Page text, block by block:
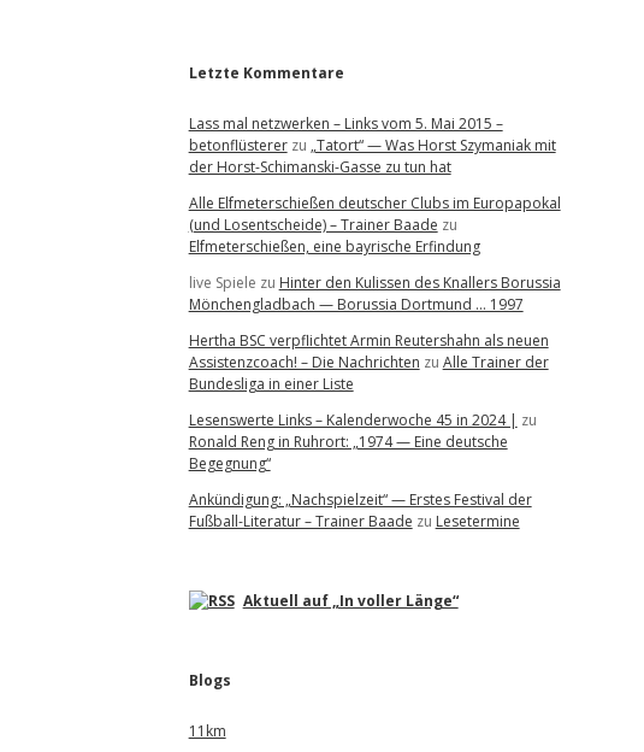
Letzte Kommentare
Lass mal netzwerken – Links vom 5. Mai 2015 –
betonflüstererzu „Tatort“ — Was Horst Szymaniak mit
der Horst-Schimanski-Gasse zu tun hat
Alle Elfmeterschießen deutscher Clubs im Europapokal
(und Losentscheide) – Trainer Baade zu
Elfmeterschießen, eine bayrische Erfindung
live Spiele zu Hinter den Kulissen des Knallers Borussia
Mönchengladbach — Borussia Dortmund … 1997
Hertha BSC verpflichtet Armin Reutershahn als neuen
Assistenzcoach! – Die Nachrichten zu Alle Trainer der
Bundesliga in einer Liste
Lesenswerte Links – Kalenderwoche 45 in 2024 | zu
Ronald Reng in Ruhrort: „1974 — Eine deutsche
Begegnung“
Ankündigung: „Nachspielzeit“ — Erstes Festival der
Fußball-Literatur – Trainer Baade zu Lesetermine
Aktuell auf „In voller Länge“
Blogs
11km